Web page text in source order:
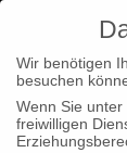
Home
Wir benötigen
besuchen
Wenn Sie
freiwilligen